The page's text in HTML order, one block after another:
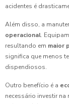
acidentes é
Além disso, a
operacional.
resultando em maior
significa que menos
dispendiosos.
Outro benefício é a
necessário investir